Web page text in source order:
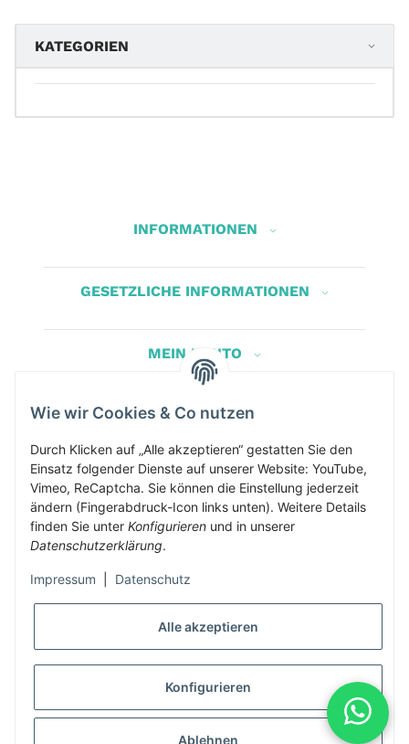
KATEGORIEN
INFORMATIONEN
GESETZLICHE INFORMATIONEN
MEIN KONTO
Herbis Anglerladen
Inh.Herbert Schinnerl
Kirchdorf am Inn 5
4982 Kirchdorf am Inn
info@herbis-anglerladen.at
Alle Preise inklusive gesetzlicher Mwst., exklusive Versand- &
Servicekosten
Wie wir Cookies & Co nutzen
Durch Klicken auf „Alle akzeptieren“ gestatten Sie den
Einsatz folgender Dienste auf unserer Website: YouTube,
Vimeo, ReCaptcha. Sie können die Einstellung jederzeit
ändern (Fingerabdruck-Icon links unten). Weitere Details
finden Sie unter Konfigurieren und in unserer
Datenschutzerklärung.
Impressum Datenschutz
Alle akzeptieren
Konfigurieren
Ablehnen